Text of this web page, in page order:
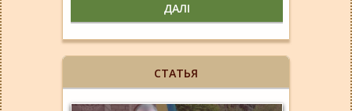
ДАЛІ
СТАТЬЯ